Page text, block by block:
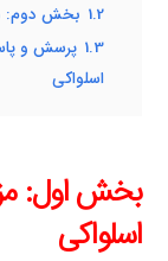
1.2 بخش دوم:
1.3 پرسش و
اسلواکی
بخش اول:
اسلواکی